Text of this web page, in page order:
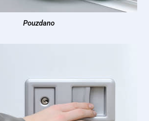
Pouzdano